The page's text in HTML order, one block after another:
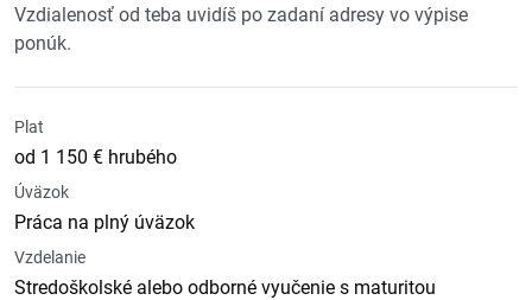
Vzdialenosť od teba uvidíš po zadaní adresy vo výpise
ponúk.
Plat
od 1 150 € hrubého
Úväzok
Práca na plný úväzok
Vzdelanie
Stredoškolské alebo odborné vyučenie s maturitou